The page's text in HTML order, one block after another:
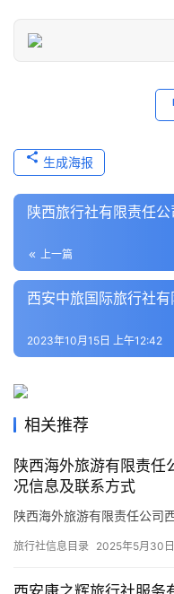
旅
游
历
化
导
游
之
地
生
活
旅
游
市
生成海报
陕西旅行社有限责任
上一篇
西安中旅国际旅行社
2023年10月15日 上午12:42
相关推荐
陕西海外旅游有限责任
况信息及联系方式
陕西海外旅游有限责任公司
旅行社信息目录 2025年5月30日